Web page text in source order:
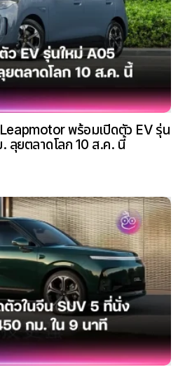
พร้อมเปิดตัว EV รุ่น
. ลุยตลาดโลก 10 ส.ค. นี้